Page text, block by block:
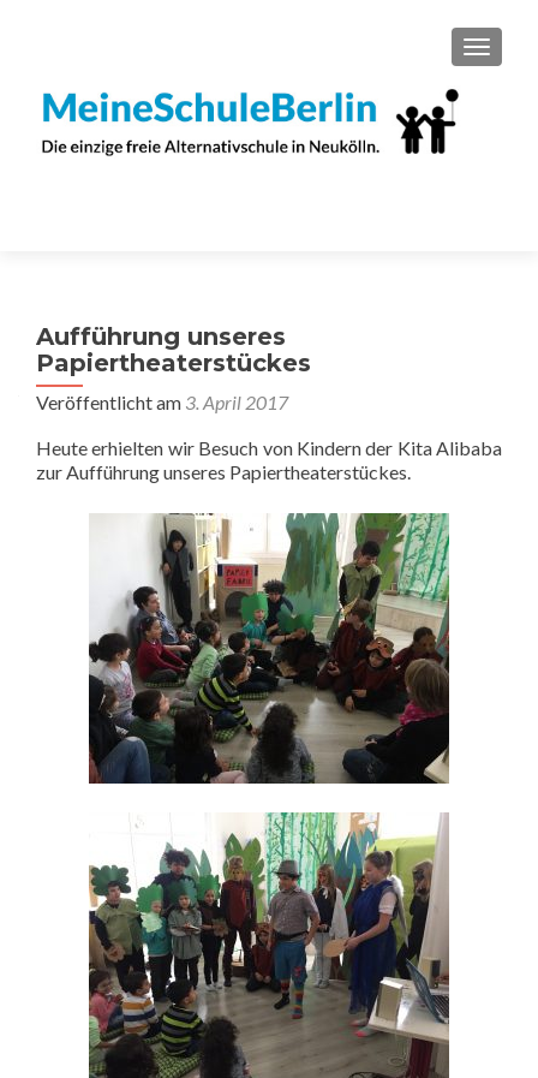
Aufführung unseres
Papiertheaterstückes
Veröffentlicht am 3. April 2017
Heute erhielten wir Besuch von Kindern der Kita Alibaba
zur Aufführung unseres Papiertheaterstückes.